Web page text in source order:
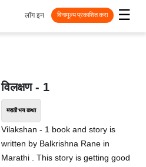
☰
लॉग इन विनामूल्य प्रकाशित करा
विलक्षण - 1
मराठी भय कथा
Vilakshan - 1 book and story is
written by Balkrishna Rane in
Marathi . This story is getting good